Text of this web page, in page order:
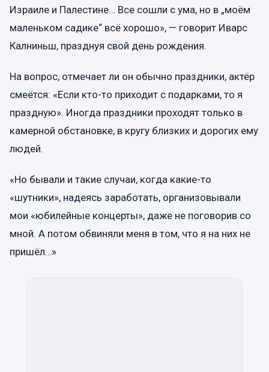
Израиле и Палестине… Все сошли с ума, но в „моём
маленьком садике“ всё хорошо», — говорит Иварс
Калниньш, празднуя свой день рождения.
На вопрос, отмечает ли он обычно праздники, актёр
смеётся: «Если кто-то приходит с подарками, то я
праздную». Иногда праздники проходят только в
камерной обстановке, в кругу близких и дорогих ему
людей.
«Но бывали и такие случаи, когда какие-то
«шутники», надеясь заработать, организовывали
мои «юбилейные концерты», даже не поговорив со
мной. А потом обвиняли меня в том, что я на них не
пришёл…»